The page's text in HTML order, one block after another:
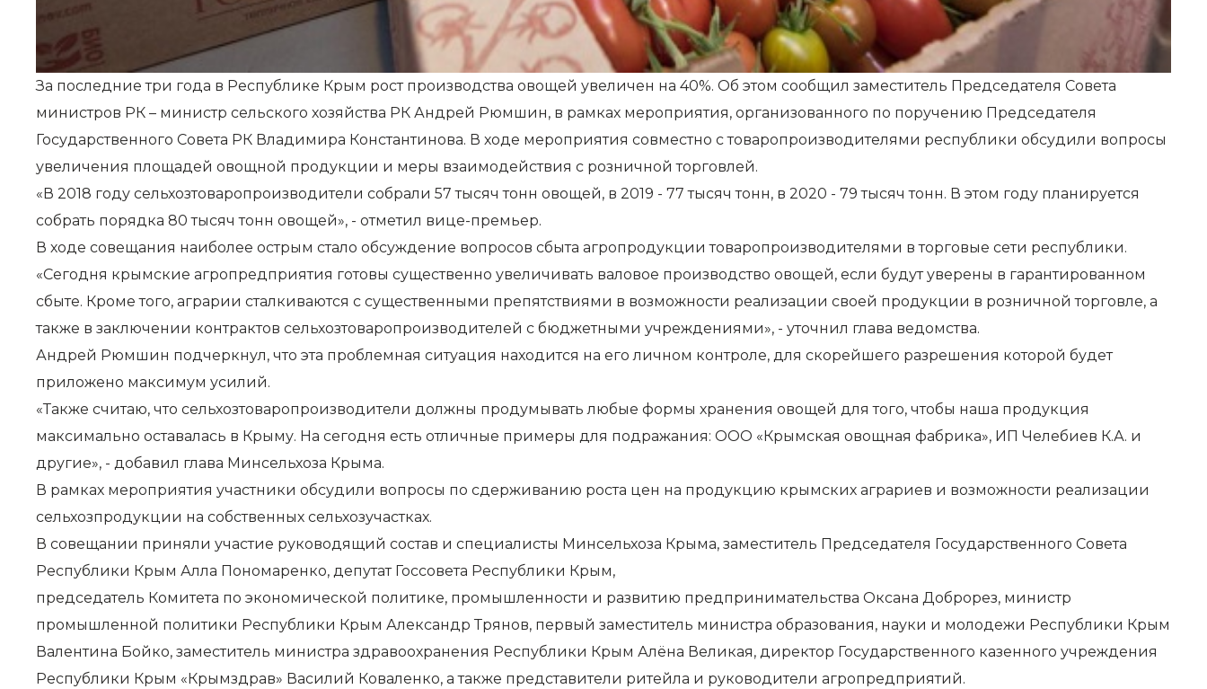
За последние три года в Республике Крым рост производства овощей увеличен на 40%. Об этом сообщил заместитель Председателя Совета
министров РК – министр сельского хозяйства РК Андрей Рюмшин, в рамках мероприятия, организованного по поручению Председателя
Государственного Совета РК Владимира Константинова. В ходе мероприятия совместно с товаропроизводителями республики обсудили вопросы
увеличения площадей овощной продукции и меры взаимодействия с розничной торговлей.
«В 2018 году сельхозтоваропроизводители собрали 57 тысяч тонн овощей, в 2019 - 77 тысяч тонн, в 2020 - 79 тысяч тонн. В этом году планируется
собрать порядка 80 тысяч тонн овощей», - отметил вице-премьер.
В ходе совещания наиболее острым стало обсуждение вопросов сбыта агропродукции товаропроизводителями в торговые сети республики.
«Сегодня крымские агропредприятия готовы существенно увеличивать валовое производство овощей, если будут уверены в гарантированном
сбыте. Кроме того, аграрии сталкиваются с существенными препятствиями в возможности реализации своей продукции в розничной торговле, а
также в заключении контрактов сельхозтоваропроизводителей с бюджетными учреждениями», - уточнил глава ведомства.
Андрей Рюмшин подчеркнул, что эта проблемная ситуация находится на его личном контроле, для скорейшего разрешения которой будет
приложено максимум усилий.
«Также считаю, что сельхозтоваропроизводители должны продумывать любые формы хранения овощей для того, чтобы наша продукция
максимально оставалась в Крыму. На сегодня есть отличные примеры для подражания: ООО «Крымская овощная фабрика», ИП Челебиев К.А. и
другие», - добавил глава Минсельхоза Крыма.
В рамках мероприятия участники обсудили вопросы по сдерживанию роста цен на продукцию крымских аграриев и возможности реализации
сельхозпродукции на собственных сельхозучастках.
В совещании приняли участие руководящий состав и специалисты Минсельхоза Крыма, заместитель Председателя Государственного Совета
Республики Крым Алла Пономаренко, депутат Госсовета Республики Крым,
председатель Комитета по экономической политике, промышленности и развитию предпринимательства Оксана Доброрез, министр
промышленной политики Республики Крым Александр Трянов, первый заместитель министра образования, науки и молодежи Республики Крым
Валентина Бойко, заместитель министра здравоохранения Республики Крым Алёна Великая, директор Государственного казенного учреждения
Республики Крым «Крымздрав» Василий Коваленко, а также представители ритейла и руководители агропредприятий.